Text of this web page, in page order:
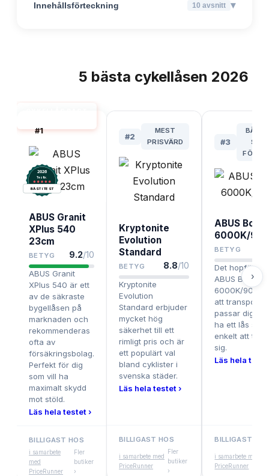
Innehållsförteckning 10 avsnitt ▾
5 bästa cykellåsen 2026
#1
2026
Testix.
BÄST I TEST
ABUS Granit
XPlus 540
23cm
BETYG 9.2/10
ABUS Granit
XPlus 540 är ett
av de säkraste
bygellåsen på
marknaden och
rekommenderas
ofta av
försäkringsbolag.
Perfekt för dig
som vill ha
maximalt skydd
mot stöld.
Läs hela testet ›
BILLIGAST HOS
i samarbete
med
PriceRunner
Fler
butiker
›
#2
MEST
PRISVÄRD
Kryptonite
Evolution
Standard
BETYG 8.8/10
Kryptonite
Evolution
Standard erbjuder
mycket hög
säkerhet till ett
rimligt pris och är
ett populärt val
bland cyklister i
svenska städer.
Läs hela testet ›
BILLIGAST HOS
i samarbete med
PriceRunner
Fler
butiker
›
#3
BÄST
ABUS
6000K/90
BETYG
Det
ABUS Bordo
6000K/90 SH
att
passar dig
ha ett lås
enkelt att ta
sig.
Läs hela
BILLIGAST
i samarbete med
PriceRunner
›